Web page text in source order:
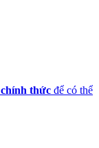
thức để có thể